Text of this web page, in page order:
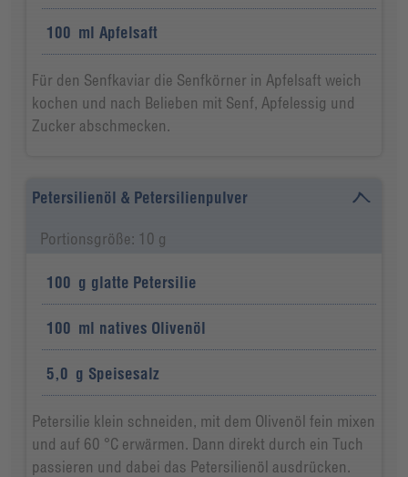
100 ml Apfelsaft
Für den Senfkaviar die Senfkörner in Apfelsaft weich
kochen und nach Belieben mit Senf, Apfelessig und
Zucker abschmecken.
Petersilienöl & Petersilienpulver
Portionsgröße: 10 g
100 g glatte Petersilie
100 ml natives Olivenöl
5,0 g Speisesalz
Petersilie klein schneiden, mit dem Olivenöl fein mixen
und auf 60 °C erwärmen. Dann direkt durch ein Tuch
passieren und dabei das Petersilienöl ausdrücken.